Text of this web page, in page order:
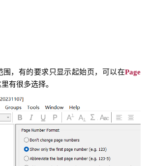
围，有的要求只显示起始页，可以在Page
有很多选择。